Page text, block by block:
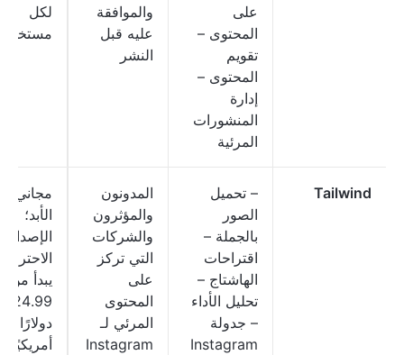
على
المحتوى –
تقويم
المحتوى –
إدارة
المنشورات
المرئية
والموافقة
عليه قبل
النشر
لكل
مستخدم
Tailwind
– تحميل
الصور
بالجملة –
اقتراحات
الهاشتاج –
تحليل الأداء
– جدولة
Instagram
المدونون
والمؤثرون
والشركات
التي تركز
على
المحتوى
المرئي لـ
Instagram
مجاني
الأبد؛
الإصدار
يبدأ من
24.99
دولارًا
أمريكيًا